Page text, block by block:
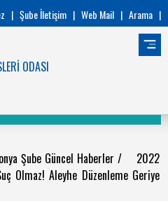
| Şube İletişim | Web Mail | Arama |
ODASI
Şube Güncel Haberler/ 2022
Olmaz! Aleyhe Düzenleme Geriye